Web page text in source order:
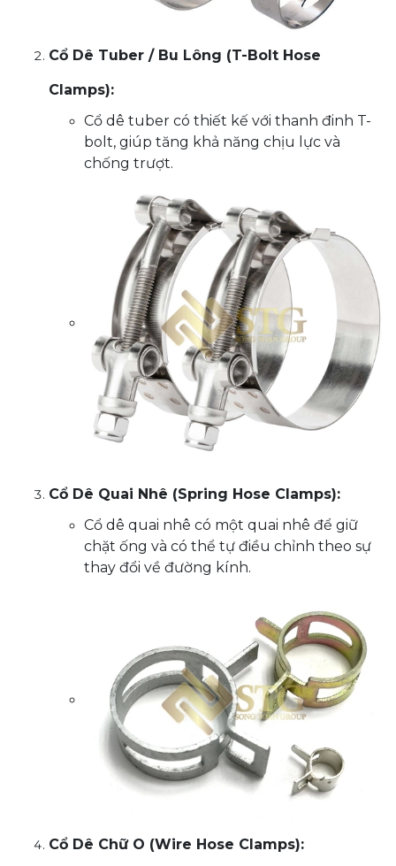
Cổ Dê Tuber / Bu Lông (T-Bolt Hose
Clamps):
Cổ dê tuber có thiết kế với thanh đinh T-
bolt, giúp tăng khả năng chịu lực và
chống trượt.
Cổ Dê Quai Nhê (Spring Hose Clamps):
Cổ dê quai nhê có một quai nhê để giữ
chặt ống và có thể tự điều chỉnh theo sự
thay đổi về đường kính.
Cổ Dê Chữ O (Wire Hose Clamps):